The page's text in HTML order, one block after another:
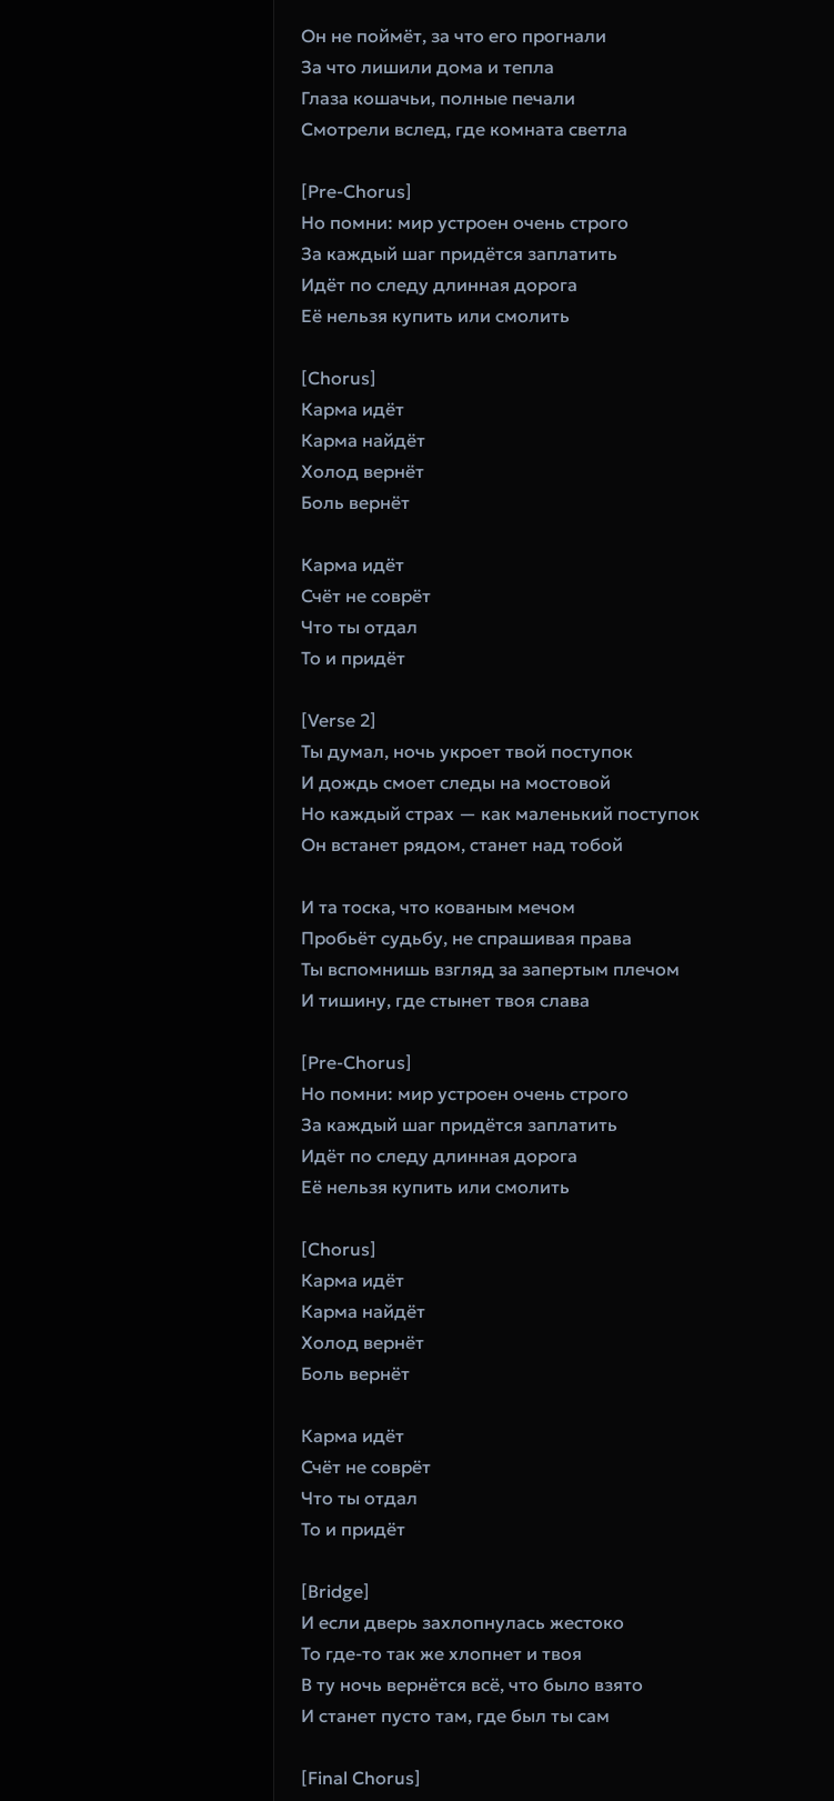
Он не поймёт, за что его прогнали
За что лишили дома и тепла
Глаза кошачьи, полные печали
Смотрели вслед, где комната светла
[Pre-Chorus]
Но помни: мир устроен очень строго
За каждый шаг придётся заплатить
Идёт по следу длинная дорога
Её нельзя купить или смолить
[Chorus]
Карма идёт
Карма найдёт
Холод вернёт
Боль вернёт
Карма идёт
Счёт не соврёт
Что ты отдал
То и придёт
[Verse 2]
Ты думал, ночь укроет твой поступок
И дождь смоет следы на мостовой
Но каждый страх — как маленький поступок
Он встанет рядом, станет над тобой
И та тоска, что кованым мечом
Пробьёт судьбу, не спрашивая права
Ты вспомнишь взгляд за запертым плечом
И тишину, где стынет твоя слава
[Pre-Chorus]
Но помни: мир устроен очень строго
За каждый шаг придётся заплатить
Идёт по следу длинная дорога
Её нельзя купить или смолить
[Chorus]
Карма идёт
Карма найдёт
Холод вернёт
Боль вернёт
Карма идёт
Счёт не соврёт
Что ты отдал
То и придёт
[Bridge]
И если дверь захлопнулась жестоко
То где-то так же хлопнет и твоя
В ту ночь вернётся всё, что было взято
И станет пусто там, где был ты сам
[Final Chorus]